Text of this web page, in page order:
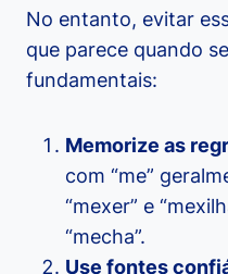
No entanto, evitar
que parece quando
fundamentais:
Memorize as
com “me”
“mexer” e
“mecha”.
Use fontes